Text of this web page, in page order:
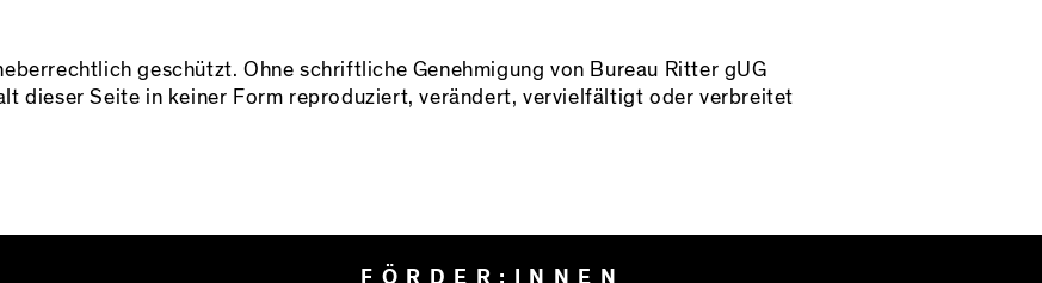
geschützt. Ohne schriftliche Genehmigung von Bureau Ritter gUG
dieser Seite in keiner Form reproduziert, verändert, vervielfältigt oder verbreitet
FÖRDER:INNEN